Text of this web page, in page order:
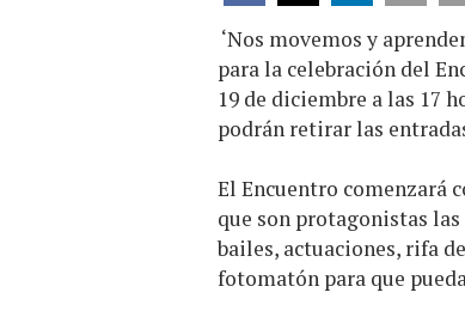
‘Nos movemos y
para la celebración del
19 de diciembre a las 17
podrán retirar las
El Encuentro comenzará
que son protagonistas
bailes, actuaciones, rifa
fotomatón para que